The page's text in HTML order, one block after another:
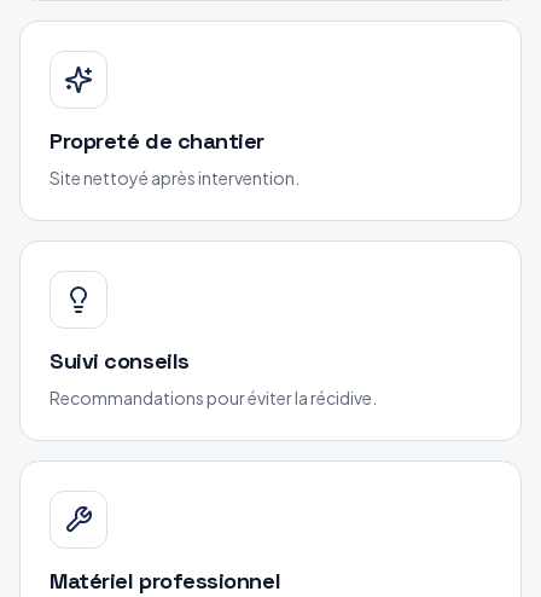
Propreté de chantier
Site nettoyé après intervention.
Suivi conseils
Recommandations pour éviter la récidive.
Matériel professionnel